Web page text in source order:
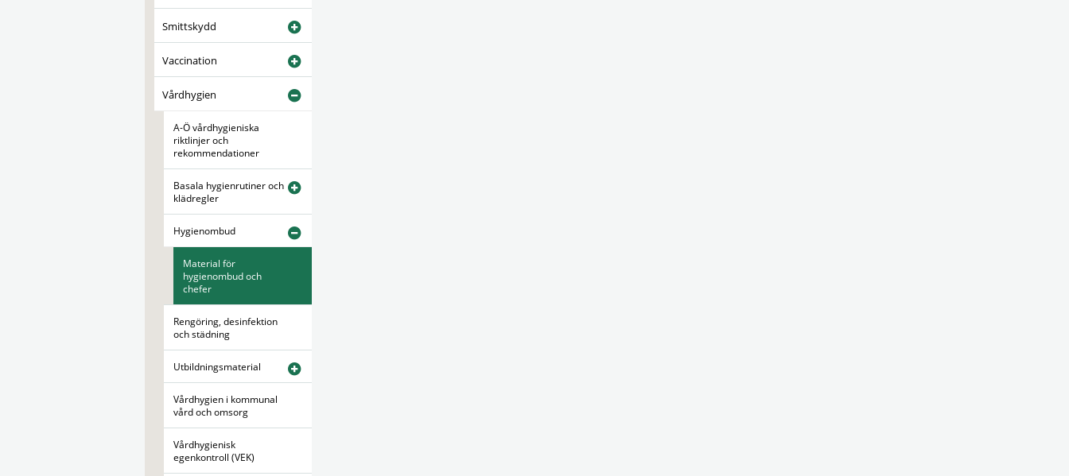
Smittskydd
Vaccination
Vårdhygien
A-Ö vårdhygieniska
riktlinjer och
rekommendationer
Basala hygienrutiner och
klädregler
Hygienombud
Material för
hygienombud och
chefer
Rengöring, desinfektion
och städning
Utbildningsmaterial
Vårdhygien i kommunal
vård och omsorg
Vårdhygienisk
egenkontroll (VEK)